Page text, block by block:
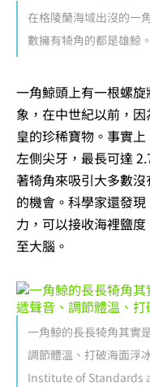
在格陵蘭海域出沒的一
數擁有犄角的都是雄鯨
一角鯨頭上有一根螺
象，在中世紀以前，
皇的珍稀寶物。事實
左側尖牙，最長可達
著犄角來吸引大多數
的機會。科學家還發
力，可以接收海裡鹽
至大腦。
一角鯨的長長犄角其實
調節體溫、打破海面
Institute of Standards